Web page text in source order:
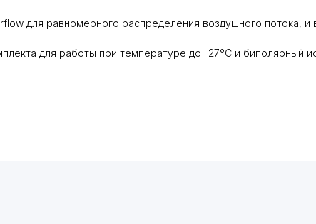
для равномерного распределения воздушного потока,
для работы при температуре до -27°С и биполярный